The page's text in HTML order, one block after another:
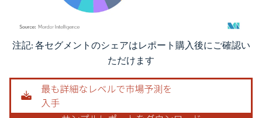
画像 © Mordor Intelligence。再利用にはCC BY 4.0の表示が必要です。
注記: 各セグメントのシェアはレポート購入後にご確認い
ただけます